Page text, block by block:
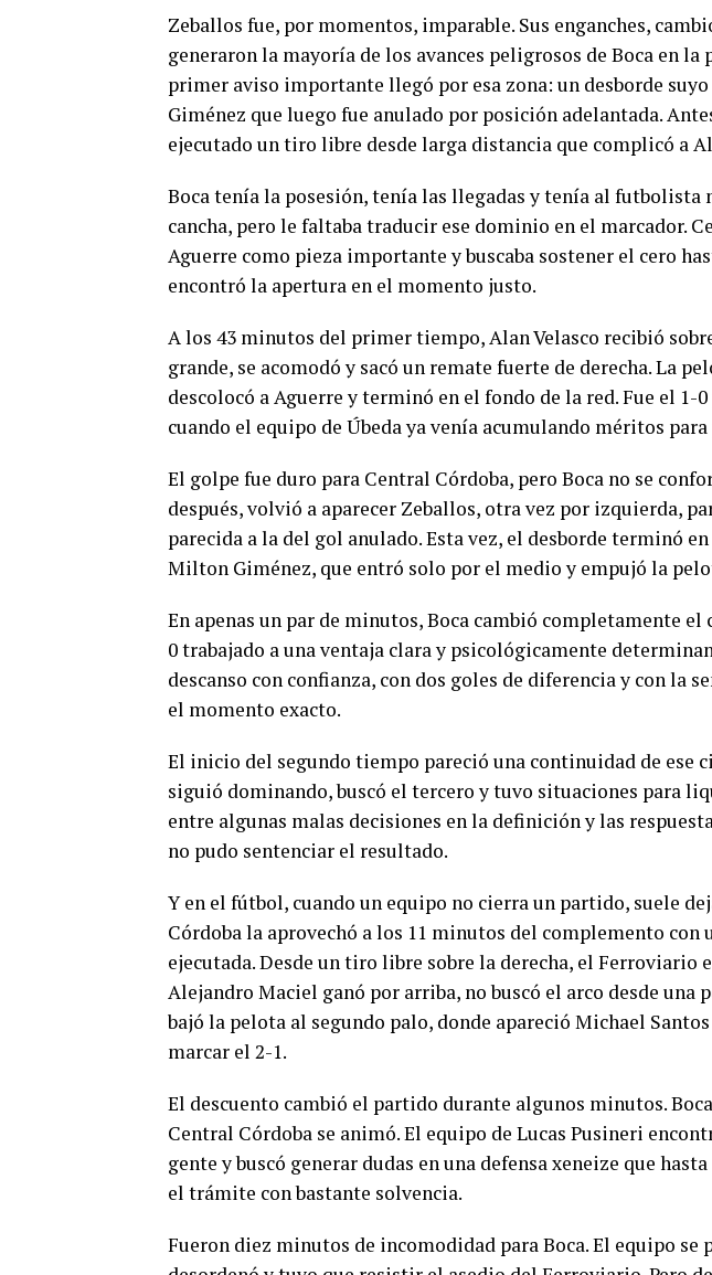
Zeballos fue, por momentos, imparable. Sus enganches,
generaron la mayoría de los avances peligrosos de Boca en la
primer aviso importante llegó por esa zona: un desborde
Giménez que luego fue anulado por posición adelantada.
ejecutado un tiro libre desde larga distancia que complicó a
Boca tenía la posesión, tenía las llegadas y tenía al futbolista
cancha, pero le faltaba traducir ese dominio en el marcador.
Aguerre como pieza importante y buscaba sostener el cero
encontró la apertura en el momento justo.
A los 43 minutos del primer tiempo, Alan Velasco recibió
grande, se acomodó y sacó un remate fuerte de derecha. La
descolocó a Aguerre y terminó en el fondo de la red. Fue el 1-
cuando el equipo de Úbeda ya venía acumulando méritos
El golpe fue duro para Central Córdoba, pero Boca no se
después, volvió a aparecer Zeballos, otra vez por izquierda,
parecida a la del gol anulado. Esta vez, el desborde terminó
Milton Giménez, que entró solo por el medio y empujó la
En apenas un par de minutos, Boca cambió completamente
0 trabajado a una ventaja clara y psicológicamente
descanso con confianza, con dos goles de diferencia y con la
el momento exacto.
El inicio del segundo tiempo pareció una continuidad de ese
siguió dominando, buscó el tercero y tuvo situaciones para
entre algunas malas decisiones en la definición y las
no pudo sentenciar el resultado.
Y en el fútbol, cuando un equipo no cierra un partido, suele
Córdoba la aprovechó a los 11 minutos del complemento con
ejecutada. Desde un tiro libre sobre la derecha, el Ferroviario
Alejandro Maciel ganó por arriba, no buscó el arco desde una
bajó la pelota al segundo palo, donde apareció Michael
marcar el 2-1.
El descuento cambió el partido durante algunos minutos.
Central Córdoba se animó. El equipo de Lucas Pusineri
gente y buscó generar dudas en una defensa xeneize que
el trámite con bastante solvencia.
Fueron diez minutos de incomodidad para Boca. El equipo se